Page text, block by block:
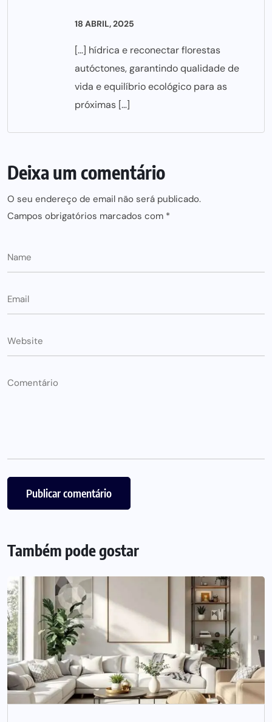
18 ABRIL, 2025
[…] hídrica e reconectar florestas
autóctones, garantindo qualidade de
vida e equilíbrio ecológico para as
próximas […]
Deixa um comentário
O seu endereço de email não será publicado.
Campos obrigatórios marcados com *
Também pode gostar